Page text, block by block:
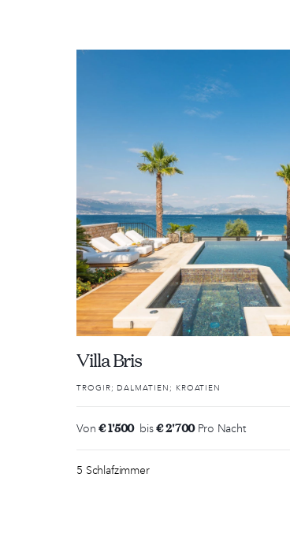
Villa Bris
TROGIR; DALMATIEN; KROATIEN
Von€ 1'500 bis€ 2'700Pro Nacht
5 Schlafzimmer